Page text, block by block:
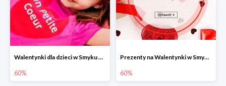
Walentynki dla dzieci w Smyku do -60%
60%
Prezenty na Walentynki w Smyku do -60%
60%